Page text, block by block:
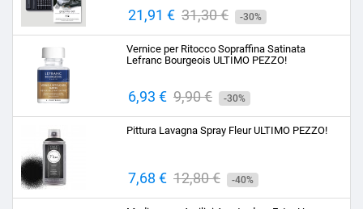
Prezzo
21,91 € Prezzo
base
31,30 € -30%
Vernice per Ritocco Sopraffina Satinata
Lefranc Bourgeois ULTIMO PEZZO!
Prezzo
6,93 € Prezzo
base
9,90 € -30%
Pittura Lavagna Spray Fleur ULTIMO PEZZO!
Prezzo
7,68 € Prezzo
base
12,80 € -40%